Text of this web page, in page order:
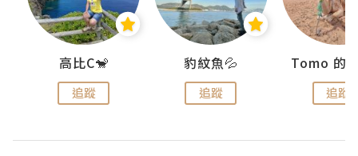
高比C🐒
追蹤
豹紋魚💦
追蹤 追蹤